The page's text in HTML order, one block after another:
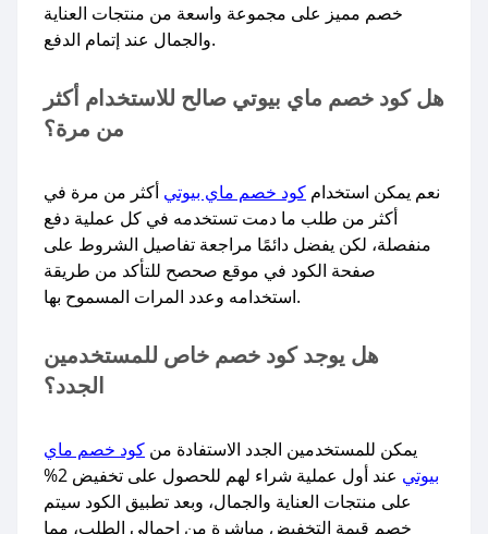
خصم مميز على مجموعة واسعة من منتجات العناية
والجمال عند إتمام الدفع.
هل كود خصم ماي بيوتي صالح للاستخدام أكثر
من مرة؟
نعم يمكن استخدام كود خصم ماي بيوتي أكثر من مرة في
أكثر من طلب ما دمت تستخدمه في كل عملية دفع
منفصلة، لكن يفضل دائمًا مراجعة تفاصيل الشروط على
صفحة الكود في موقع صحصح للتأكد من طريقة
استخدامه وعدد المرات المسموح بها.
هل يوجد كود خصم خاص للمستخدمين
الجدد؟
يمكن للمستخدمين الجدد الاستفادة من كود خصم ماي
بيوتي
عند أول عملية شراء لهم للحصول على تخفيض 2%
على منتجات العناية والجمال، وبعد تطبيق الكود سيتم
خصم قيمة التخفيض مباشرة من إجمالي الطلب، مما